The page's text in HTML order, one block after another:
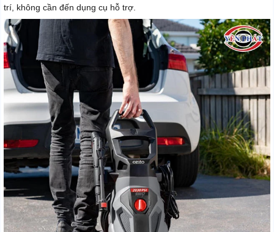
trí, không cần đến dụng cụ hỗ trợ.